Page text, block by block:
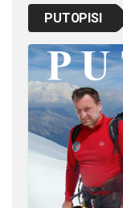
PUTOPISI